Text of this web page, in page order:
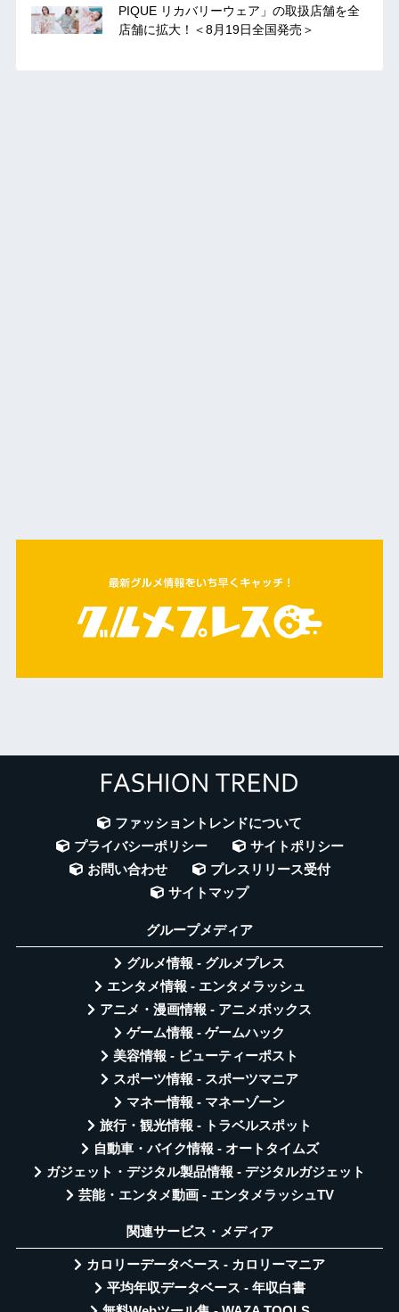
PIQUE リカバリーウェア」の取扱店舗を全
店舗に拡大！＜8月19日全国発売＞
ファッショントレンドについて
プライバシーポリシー
サイトポリシー
お問い合わせ
プレスリリース受付
サイトマップ
グループメディア
グルメ情報 - グルメプレス
エンタメ情報 - エンタメラッシュ
アニメ・漫画情報 - アニメボックス
ゲーム情報 - ゲームハック
美容情報 - ビューティーポスト
スポーツ情報 - スポーツマニア
マネー情報 - マネーゾーン
旅行・観光情報 - トラベルスポット
自動車・バイク情報 - オートタイムズ
ガジェット・デジタル製品情報 - デジタルガジェット
芸能・エンタメ動画 - エンタメラッシュTV
関連サービス・メディア
カロリーデータベース - カロリーマニア
平均年収データベース - 年収白書